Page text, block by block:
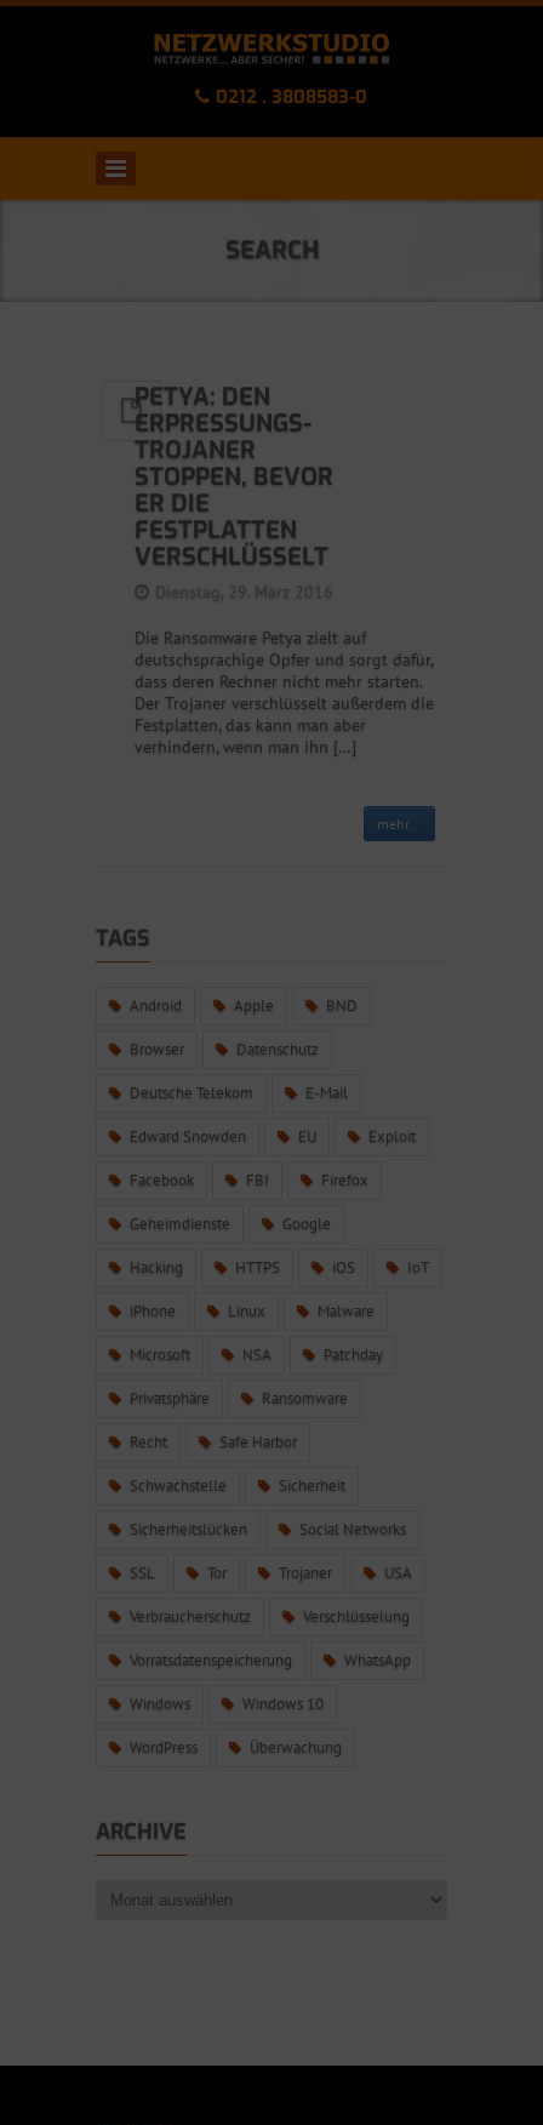
0212 . 3808583-0
SEARCH
PETYA: DEN
ERPRESSUNGS-
TROJANER
STOPPEN, BEVOR
ER DIE
FESTPLATTEN
VERSCHLÜSSELT
Dienstag, 29. März 2016
Die Ransomware Petya zielt auf
deutschsprachige Opfer und sorgt dafür,
dass deren Rechner nicht mehr starten.
Der Trojaner verschlüsselt außerdem die
Festplatten, das kann man aber
verhindern, wenn man ihn […]
mehr...
TAGS
Android Apple BND
Browser Datenschutz
Deutsche Telekom E-Mail
Edward Snowden EU Exploit
Facebook FBI Firefox
Geheimdienste Google
Hacking HTTPS iOS IoT
iPhone Linux Malware
Microsoft NSA Patchday
Privatsphäre Ransomware
Recht Safe Harbor
Schwachstelle Sicherheit
Sicherheitslücken Social Networks
SSL Tor Trojaner USA
Verbraucherschutz Verschlüsselung
Vorratsdatenspeicherung WhatsApp
Windows Windows 10
WordPress Überwachung
ARCHIVE